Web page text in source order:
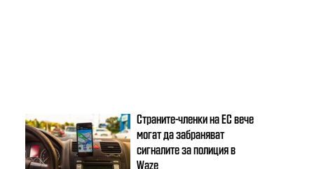
Страните-членки на ЕС вече
могат да забраняват
сигналите за полиция в
Waze